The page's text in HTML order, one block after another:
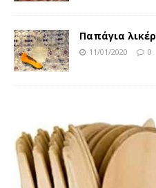
Παπάγια λικέρ
11/01/2020 0